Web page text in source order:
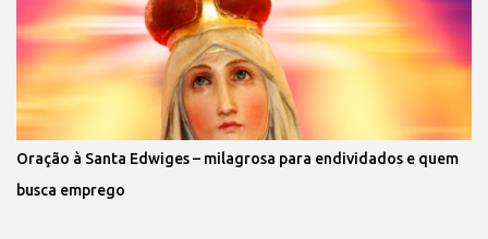
Oração à Santa Edwiges – milagrosa para endividados e quem
busca emprego